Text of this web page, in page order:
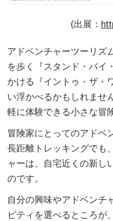
(出展：
アドベンチャーツーリズ
を歩く『スタンド・バイ
かける『イントゥ・ザ・
い浮かべるかもしれませ
軽に体験できる小さな冒
冒険家にとってのアドベ
長距離トレッキングでも
ャーは、自宅近くの新し
のです。
自分の興味やアドベンチ
ビティを選べるところが